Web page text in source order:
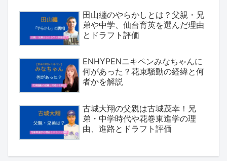
田山纏のやらかしとは？父親・兄
弟や中学、仙台育英を選んだ理由
とドラフト評価
ENHYPENニキペンみなちゃんに
何があった？花束騒動の経緯と何
者かを解説
古城大翔の父親は古城茂幸！兄
弟・中学時代や花巻東進学の理
由、進路とドラフト評価